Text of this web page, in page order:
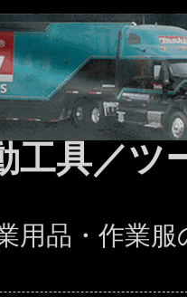
工具／
用品・作